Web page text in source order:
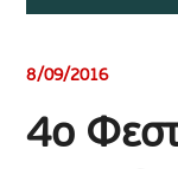
8/09/2016
4ο